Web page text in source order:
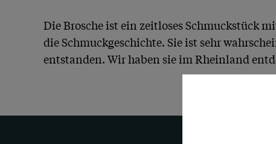
Die Brosche ist ein zeitloses Schmuckstück
die Schmuckgeschichte. Sie ist sehr
entstanden. Wir haben sie im Rheinland